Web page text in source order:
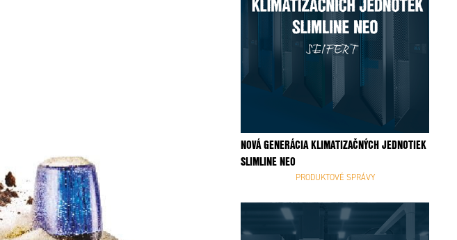
NOVÁ GENERÁCIA KLIMATIZAČNÝCH JEDNOTIEK
SLIMLINE NEO
PRODUKTOVÉ SPRÁVY